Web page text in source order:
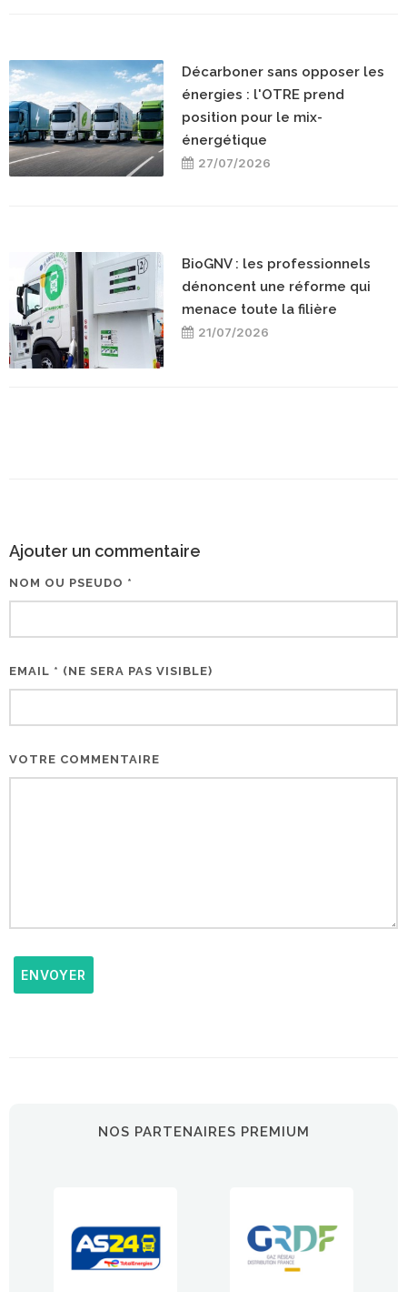
Décarboner sans opposer les
énergies : l'OTRE prend
position pour le mix-
énergétique
27/07/2026
BioGNV : les professionnels
dénoncent une réforme qui
menace toute la filière
21/07/2026
Ajouter un commentaire
NOM OU PSEUDO *
EMAIL * (NE SERA PAS VISIBLE)
VOTRE COMMENTAIRE
ENVOYER
NOS PARTENAIRES PREMIUM